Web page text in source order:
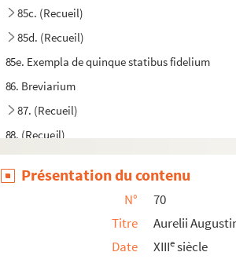
85c. (Recueil)
85d. (Recueil)
85e. Exempla de quinque statibus fidelium
86. Breviarium
87. (Recueil)
88. (Recueil)
89. (Recueil)
90. (Recueil)
Présentation du contenu
N°
70
Titre
Aurelii
Date
XIIIesiècle